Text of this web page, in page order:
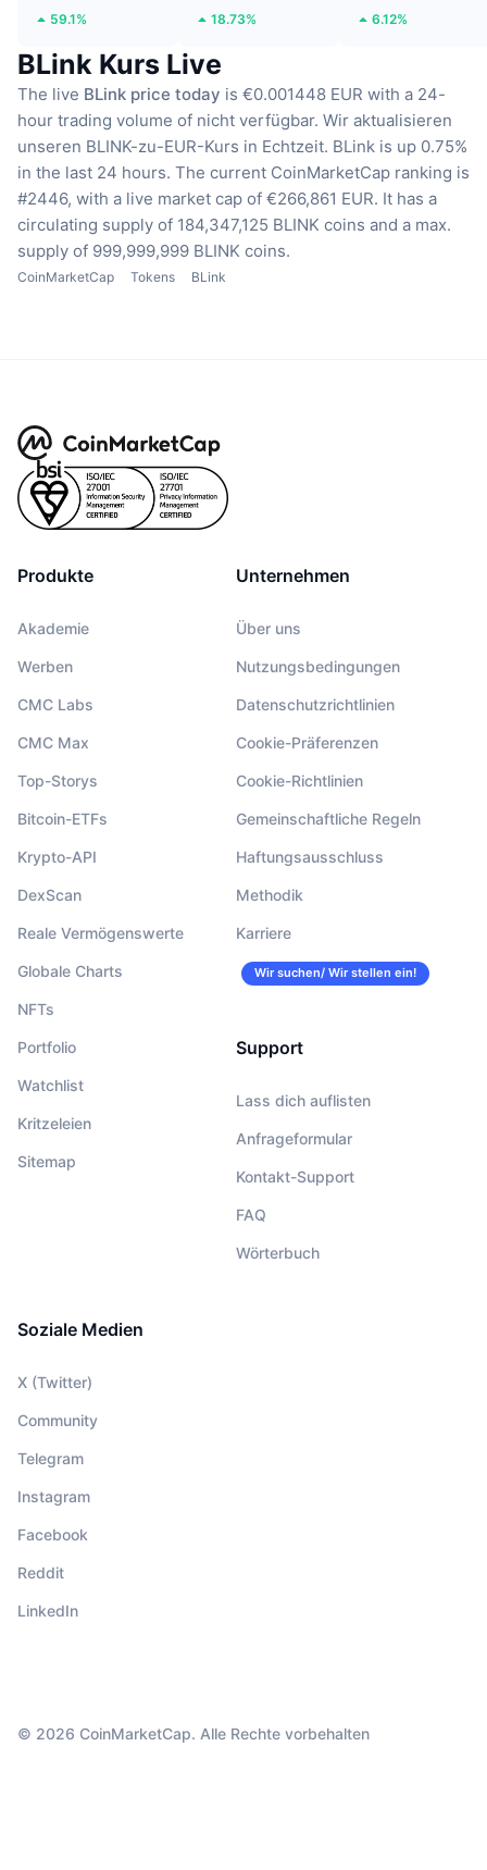
59.1% 18.73% 6.12%
BLink Kurs Live
The live BLink price today is €0.001448 EUR with a 24-
hour trading volume of nicht verfügbar. Wir aktualisieren
unseren BLINK-zu-EUR-Kurs in Echtzeit. BLink is up 0.75%
in the last 24 hours. The current CoinMarketCap ranking is
#2446, with a live market cap of €266,861 EUR. It has a
circulating supply of 184,347,125 BLINK coins and a max.
supply of 999,999,999 BLINK coins.
CoinMarketCap Tokens BLink
Produkte
Akademie
Werben
CMC Labs
CMC Max
Top-Storys
Bitcoin-ETFs
Krypto-API
DexScan
Reale Vermögenswerte
Globale Charts
NFTs
Portfolio
Watchlist
Kritzeleien
Sitemap
Unternehmen
Über uns
Nutzungsbedingungen
Datenschutzrichtlinien
Cookie-Präferenzen
Cookie-Richtlinien
Gemeinschaftliche Regeln
Haftungsausschluss
Methodik
Karriere
Wir suchen/ Wir stellen ein!
Support
Lass dich auflisten
Anfrageformular
Kontakt-Support
FAQ
Wörterbuch
Soziale Medien
X (Twitter)
Community
Telegram
Instagram
Facebook
Reddit
LinkedIn
© 2026 CoinMarketCap. Alle Rechte vorbehalten